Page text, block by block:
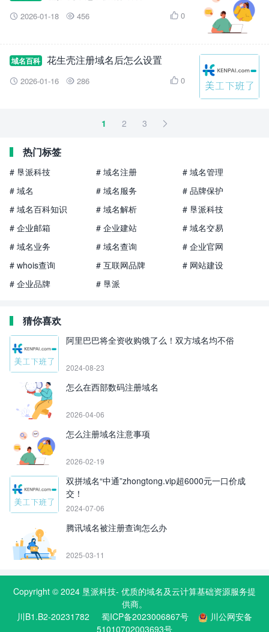
 2026-01-18  456  0
域名百科 花生壳注册域名后怎么设置
 2026-01-16  286  0
1 2 3 
热门标签
# 垦派科技 # 域名注册
# 域名管理
# 域名
# 域名服务
# 品牌保护
# 域名百科知识
# 域名解析
# 垦派科技
# 企业邮箱
# 企业建站
# 域名交易
# 域名业务
# 域名查询
# 企业官网
# whois查询
# 互联网品牌
# 网站建设
# 企业品牌
# 垦派
猜你喜欢
阿里巴巴将全资收购饿了么！双方域名均不俗
2024-08-23
怎么在西部数码注册域名
2026-04-06
怎么注册域名注意事项
2026-02-19
双拼域名“中通”zhongtong.vip超6000元一口价成
交！
2024-07-06
腾讯域名被注册查询怎么办
2025-03-11
Copyright © 2024 垦派科技- 优质的域名及云计算基础资源服务提
供商。
川B1.B2-20231782
蜀ICP备2023006867号
川公网安备
51010702003693号